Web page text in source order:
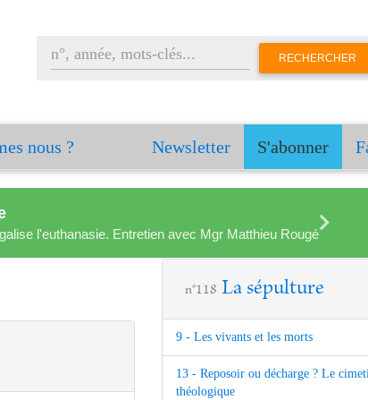
RECHERCHER
nous ? Newsletter S'abonner
l'euthanasie. Entretien avec Mgr Matthieu Rougé
n°118 La sépulture
9 - Les vivants et les morts
13 - Reposoir ou décharge ? Le
théologique